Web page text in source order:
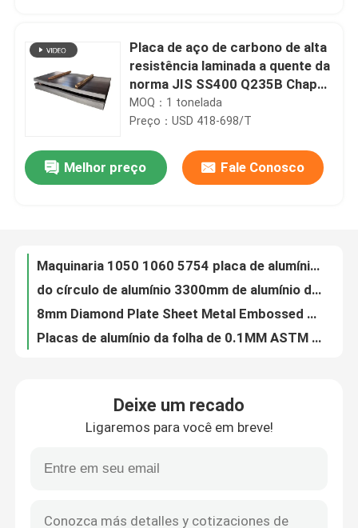
Sobre nós
Controle de qualidade
Contacte-nos
Solicite um orçamento
Folhas de aço inoxidável
Placa de aço de carbono de alta
resistência laminada a quente da
norma JIS SS400 Q235B Chapa
de aço
MOQ：1 tonelada
Preço：USD 418-698/T
Melhor preço Fale Conosco
Placas de alumínio da folha de 0.1MM ASTM 1001 grossos 5005 ligam a folha de alumínio de 5000 séries
A folha de alumínio lisa extra do corte 5052 H112 chapeia o painel para robôs industriais
a placa de alumínio 0.65mm fina de 0.4mm 0.5mm escovou o ISO de alumínio da folha ASTM
tamanhos de padrão de alumínio grossos Marine Aluminium Sheet For Al da placa de 3mm - de 430mm 6082 5083 2024
Deixe um recado
Ligaremos para você em breve!